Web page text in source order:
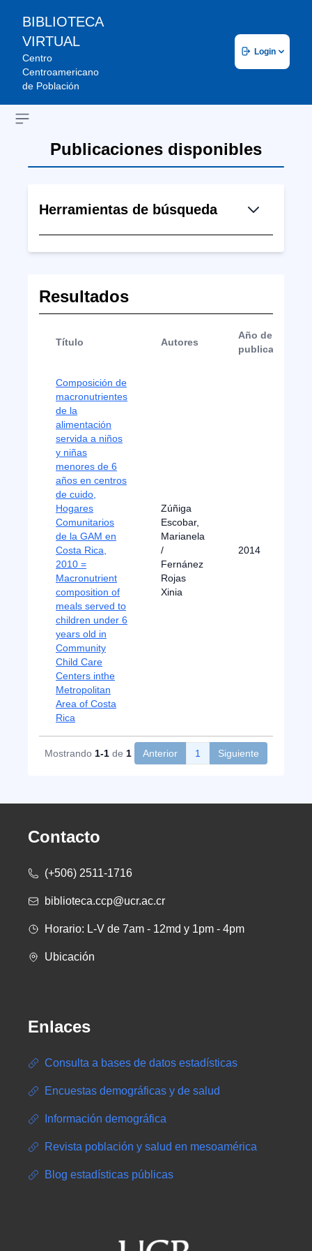
BIBLIOTECA
VIRTUAL
Centro
Centroamericano
de Población
Login
Open sidebar
Publicaciones disponibles
Herramientas de búsqueda
Resultados
Título Autores
Año de
publicación
Composición de
macronutrientes
de la
alimentación
servida a niños
y niñas
menores de 6
años en centros
de cuido,
Hogares
Comunitarios
de la GAM en
Costa Rica,
2010 =
Macronutrient
composition of
meals served to
children under 6
years old in
Community
Child Care
Centers inthe
Metropolitan
Area of Costa
Rica
Zúñiga
Escobar,
Marianela
/
Fernánez
Rojas
Xinia
2014
Mostrando 1-1 de 1 Anterior 1 Siguiente
Contacto
(+506) 2511-1716
biblioteca.ccp@ucr.ac.cr
Horario: L-V de 7am - 12md y 1pm - 4pm
Ubicación
Enlaces
Consulta a bases de datos estadísticas
Encuestas demográficas y de salud
Información demográfica
Revista población y salud en mesoamérica
Blog estadísticas públicas